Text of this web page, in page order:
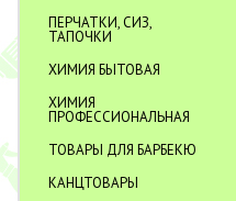
ПЕРЧАТКИ, СИЗ,
ТАПОЧКИ
ХИМИЯ БЫТОВАЯ
ХИМИЯ
ПРОФЕССИОНАЛЬНАЯ
ТОВАРЫ ДЛЯ БАРБЕКЮ
КАНЦТОВАРЫ